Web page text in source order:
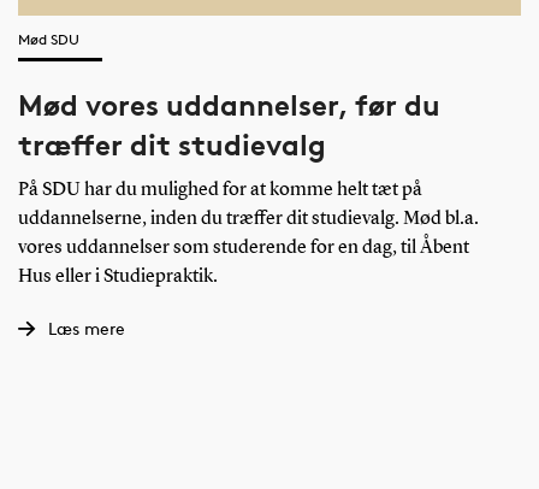
Mød SDU
Mød vores uddannelser, før du
træffer dit studievalg
På SDU har du mulighed for at komme helt tæt på
uddannelserne, inden du træffer dit studievalg. Mød bl.a.
vores uddannelser som studerende for en dag, til Åbent
Hus eller i Studiepraktik.
Læs mere